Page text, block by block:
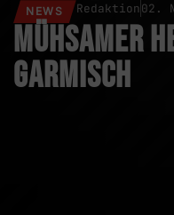
NEWS Redaktion02.
Mühsamer
Garmisch